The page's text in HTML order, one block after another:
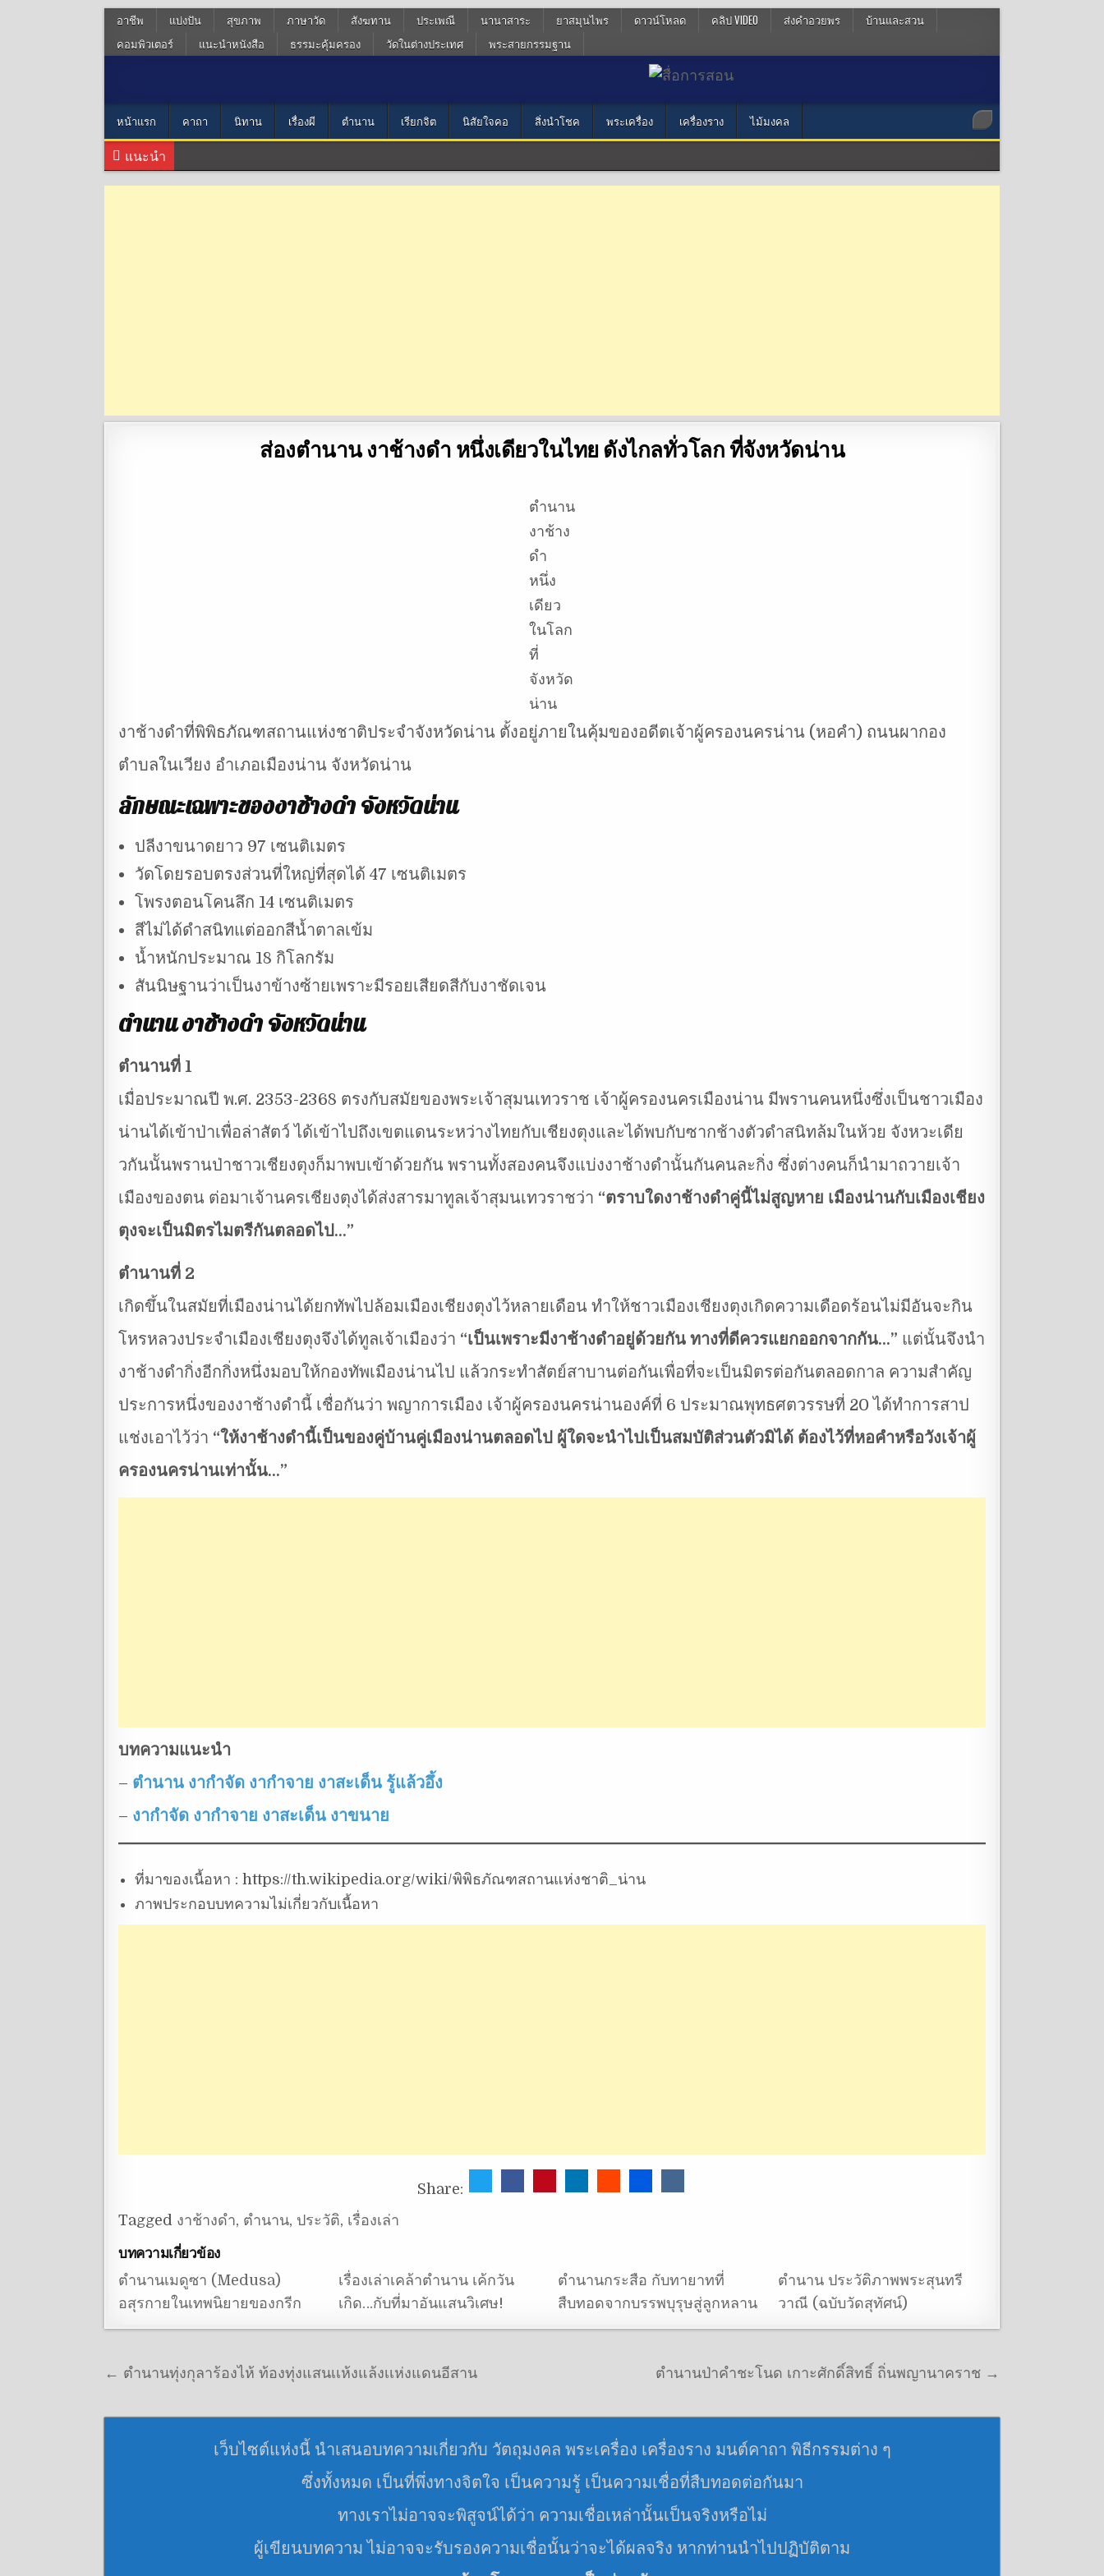
อาชีพ แบ่งปัน สุขภาพ ภาษาวัด สังฆทาน ประเพณี นานาสาระ ยาสมุนไพร ดาวน์โหลด คลิป VIDEO ส่งคำอวยพร
บ้านและสวน
คอมพิวเตอร์
แนะนำหนังสือ ธรรมะคุ้มครอง วัดในต่างประเทศ พระสายกรรมฐาน
หน้าแรก คาถา นิทาน เรื่องผี ตำนาน เรียกจิต นิสัยใจคอ สิ่งนำโชค พระเครื่อง เครื่องราง ไม้มงคล
แนะนำ
ส่องตำนาน งาช้างดำ หนึ่งเดียวในไทย ดังไกลทั่วโลก ที่จังหวัดน่าน
ตำนาน
งาช้าง
ดำ
หนึ่ง
เดียว
ในโลก
ที่
จังหวัด
น่าน
งาช้างดำที่พิพิธภัณฑสถานแห่งชาติประจำจังหวัดน่าน ตั้งอยู่ภายในคุ้มของอดีตเจ้าผู้ครองนครน่าน (หอคำ) ถนนผากอง
ตำบลในเวียง อำเภอเมืองน่าน จังหวัดน่าน
ลักษณะเฉพาะของงาช้างดำ จังหวัดน่าน
ปลีงาขนาดยาว 97 เซนติเมตร
วัดโดยรอบตรงส่วนที่ใหญ่ที่สุดได้ 47 เซนติเมตร
โพรงตอนโคนลึก 14 เซนติเมตร
สีไม่ได้ดำสนิทแต่ออกสีน้ำตาลเข้ม
น้ำหนักประมาณ 18 กิโลกรัม
สันนิษฐานว่าเป็นงาข้างซ้ายเพราะมีรอยเสียดสีกับงาชัดเจน
ตำนาน งาช้างดำ จังหวัดน่าน
ตำนานที่ 1
เมื่อประมาณปี พ.ศ. 2353-2368 ตรงกับสมัยของพระเจ้าสุมนเทวราช เจ้าผู้ครองนครเมืองน่าน มีพรานคนหนึ่งซึ่งเป็นชาวเมือง
น่านได้เข้าป่าเพื่อล่าสัตว์ ได้เข้าไปถึงเขตแดนระหว่างไทยกับเชียงตุงและได้พบกับซากช้างตัวดำสนิทล้มในห้วย จังหวะเดีย
วกันนัันพรานป่าชาวเชียงตุงก็มาพบเข้าด้วยกัน พรานทั้งสองคนจึงแบ่งงาช้างดำนั้นกันคนละกิ่ง ซึ่งต่างคนก็นำมาถวายเจ้า
เมืองของตน ต่อมาเจ้านครเชียงตุงได้ส่งสารมาทูลเจ้าสุมนเทวราชว่า “ตราบใดงาช้างดำคู่นี้ไม่สูญหาย เมืองน่านกับเมืองเชียง
ตุงจะเป็นมิตรไมตรีกันตลอดไป…”
ตำนานที่ 2
เกิดขึ้นในสมัยที่เมืองน่านได้ยกทัพไปล้อมเมืองเชียงตุงไว้หลายเดือน ทำให้ชาวเมืองเชียงตุงเกิดความเดือดร้อนไม่มีอันจะกิน
โหรหลวงประจำเมืองเชียงตุงจึงได้ทูลเจ้าเมืองว่า “เป็นเพราะมีงาช้างดำอยู่ด้วยกัน ทางที่ดีควรแยกออกจากกัน…” แต่นั้นจึงนำ
งาช้างดำกิ่งอีกกิ่งหนึ่งมอบให้กองทัพเมืองน่านไป แล้วกระทำสัตย์สาบานต่อกันเพื่อที่จะเป็นมิตรต่อกันตลอดกาล ความสำคัญ
ประการหนึ่งของงาช้างดำนี้ เชื่อกันว่า พญาการเมือง เจ้าผู้ครองนครน่านองค์ที่ 6 ประมาณพุทธศตวรรษที่ 20 ได้ทำการสาป
แช่งเอาไว้ว่า “ให้งาช้างดำนี้เป็นของคู่บ้านคู่เมืองน่านตลอดไป ผู้ใดจะนำไปเป็นสมบัติส่วนตัวมิได้ ต้องไว้ที่หอคำหรือวังเจ้าผู้
ครองนครน่านเท่านั้น…”
บทความแนะนำ
– ตำนาน งากำจัด งากำจาย งาสะเด็น รู้แล้วอึ้ง
– งากำจัด งากำจาย งาสะเด็น งาขนาย
ที่มาของเนื้อหา : https://th.wikipedia.org/wiki/พิพิธภัณฑสถานแห่งชาติ_น่าน
ภาพประกอบบทความไม่เกี่ยวกับเนื้อหา
Share:
Tagged งาช้างดำ, ตำนาน, ประวัติ, เรื่องเล่า
บทความเกี่ยวข้อง
ตำนานเมดูซา (Medusa)
อสุรกายในเทพนิยายของกรีก
เรื่องเล่าเคล้าตำนาน เค้กวัน
เกิด…กับที่มาอันแสนวิเศษ!
ตำนานกระสือ กับทายาทที่
สืบทอดจากบรรพบุรุษสู่ลูกหลาน
ตำนาน ประวัติภาพพระสุนทรี
วาณี (ฉบับวัดสุทัศน์)
แนะแนวเรื่อง
← ตำนานทุ่งกุลาร้องไห้ ท้องทุ่งแสนเเห้งแล้งเเห่งแดนอีสาน ตำนานป่าคำชะโนด เกาะศักดิ์สิทธิ์ ถิ่นพญานาคราช →
เว็บไซต์แห่งนี้ นำเสนอบทความเกี่ยวกับ วัตถุมงคล พระเครื่อง เครื่องราง มนต์คาถา พิธีกรรมต่าง ๆ
ซึ่งทั้งหมด เป็นที่พึ่งทางจิตใจ เป็นความรู้ เป็นความเชื่อที่สืบทอดต่อกันมา
ทางเราไม่อาจจะพิสูจน์ได้ว่า ความเชื่อเหล่านั้นเป็นจริงหรือไม่
ผู้เขียนบทความ ไม่อาจจะรับรองความเชื่อนั้นว่าจะได้ผลจริง หากท่านนำไปปฏิบัติตาม